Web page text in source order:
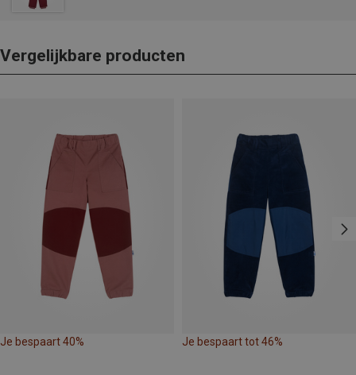
Vergelijkbare producten
Je bespaart 40% Je bespaart tot 46%